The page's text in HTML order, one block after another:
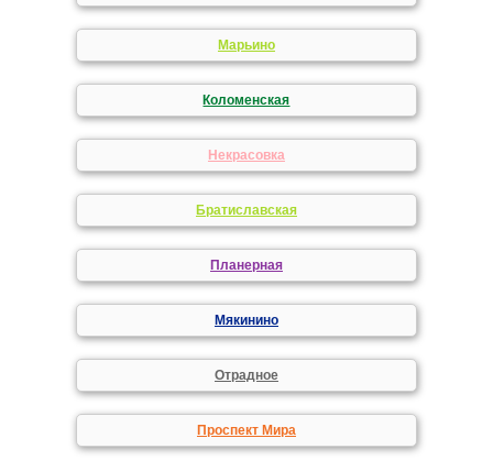
Марьино
Коломенская
Некрасовка
Братиславская
Планерная
Мякинино
Отрадное
Проспект Мира